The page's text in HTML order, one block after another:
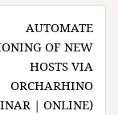
AUTOMATE
OF NEW
HOSTS VIA
ORCHARHINO
| ONLINE)